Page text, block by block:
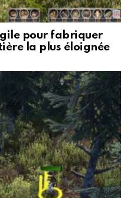
pour fabriquer
la plus éloignée